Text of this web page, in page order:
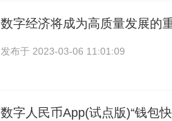
数字经济将成为高质量发展的
发布于 2023-03-06 11:01:09
数字人民币App(试点版)“钱包